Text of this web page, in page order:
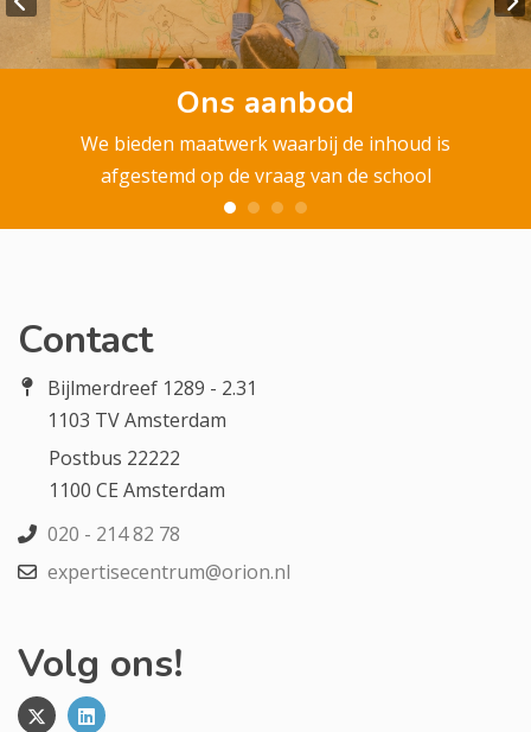
Ons aanbod
We bieden maatwerk waarbij de inhoud is
afgestemd op de vraag van de school
Contact
Bijlmerdreef 1289 - 2.31
1103 TV Amsterdam
Postbus 22222
1100 CE Amsterdam
020 - 214 82 78
expertisecentrum@orion.nl
Volg ons!